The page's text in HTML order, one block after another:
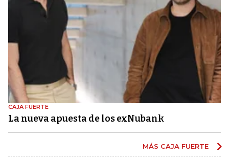
CAJA FUERTE
La nueva apuesta de los exNubank
MÁS CAJA FUERTE